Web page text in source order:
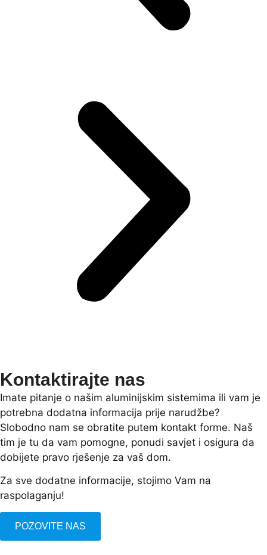
Kontaktirajte nas
Imate pitanje o našim aluminijskim sistemima ili vam je
potrebna dodatna informacija prije narudžbe?
Slobodno nam se obratite putem kontakt forme. Naš
tim je tu da vam pomogne, ponudi savjet i osigura da
dobijete pravo rješenje za vaš dom.
Za sve dodatne informacije, stojimo Vam na
raspolaganju!
POZOVITE NAS